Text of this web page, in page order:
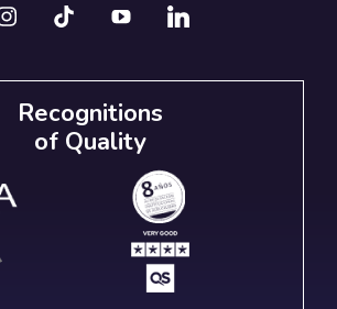
Recognitions
of Quality